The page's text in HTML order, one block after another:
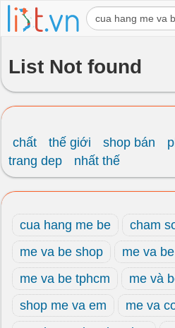
List Not found
chất thế giới shop bán
trang dep
nhất thế
cua hang me be
cham
me va be shop
me va
me va be tphcm
me và
shop me va em
me va